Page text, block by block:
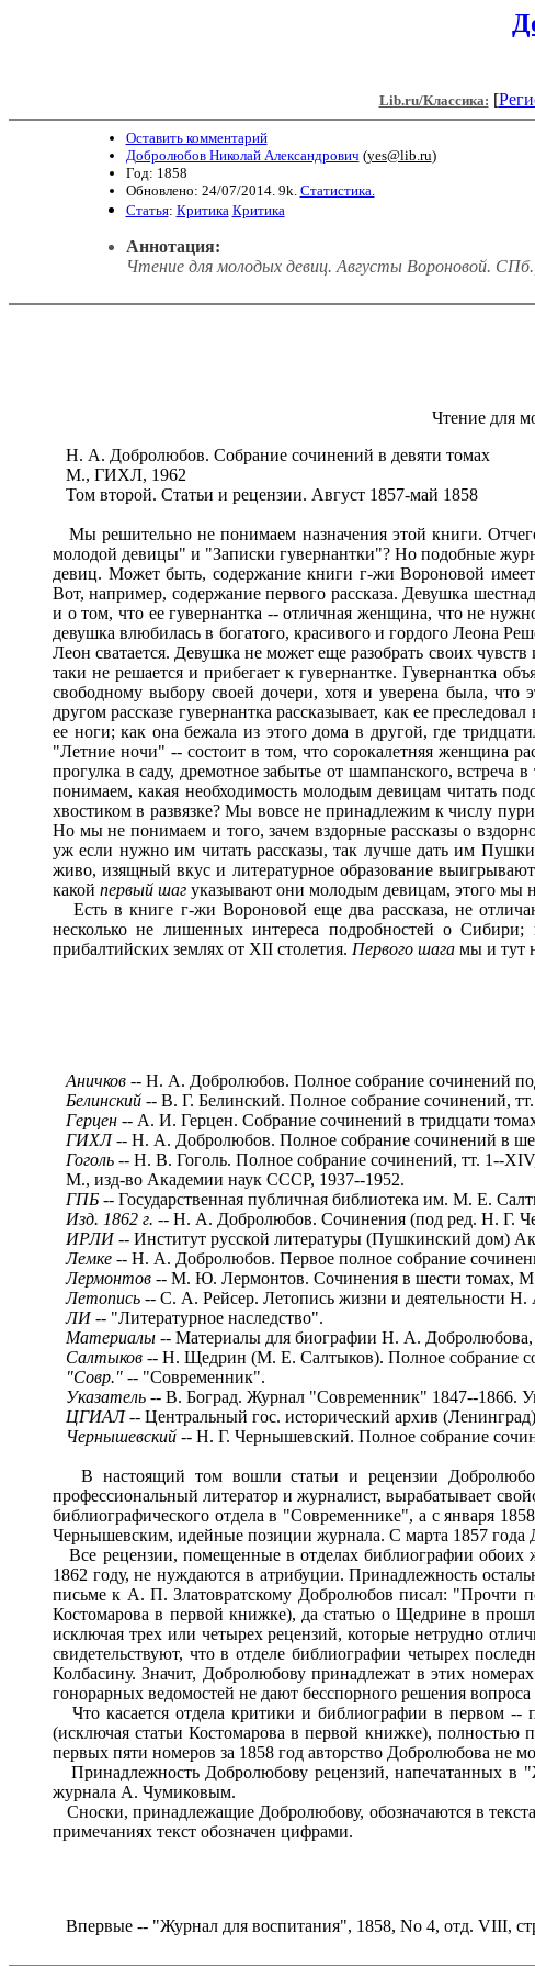
Lib.ru/Классика: [
Оставить комментарий
Добролюбов Николай Александрович (yes@lib.ru)
Год: 1858
Обновлено: 24/07/2014. 9k. Статистика.
Статья: Критика Критика
Аннотация:
Чтение для молодых девиц. Августы Вороновой.
Чтение для
H. А. Добролюбов. Собрание сочинений в девяти томах
М., ГИХЛ, 1962
Том второй. Статьи и рецензии. Август 1857-май 1858
Мы решительно не понимаем назначения этой книги.
молодой девицы" и "Записки гувернантки"? Но подобные
девиц. Может быть, содержание книги г-жи Вороновой
Вот, например, содержание первого рассказа. Девушка
и о том, что ее гувернантка -- отличная женщина, что не
девушка влюбилась в богатого, красивого и гордого Леона
Леон сватается. Девушка не может еще разобрать своих
таки не решается и прибегает к гувернантке. Гувернантка
свободному выбору своей дочери, хотя и уверена была, что
другом рассказе гувернантка рассказывает, как ее
ее ноги; как она бежала из этого дома в другой, где
"Летние ночи" -- состоит в том, что сорокалетняя женщина
прогулка в саду, дремотное забытье от шампанского,
понимаем, какая необходимость молодым девицам читать
хвостиком в развязке? Мы вовсе не принадлежим к числу
Но мы не понимаем и того, зачем вздорные рассказы о
уж если нужно им читать рассказы, так лучше дать им
живо, изящный вкус и литературное образование
какой первый шаг указывают они молодым девицам, этого мы
Есть в книге г-жи Вороновой еще два рассказа, не
несколько не лишенных интереса подробностей о
прибалтийских землях от XII столетия. Первого шага мы и тут
Аничков -- Н. А. Добролюбов. Полное собрание сочинений
Белинский -- В. Г. Белинский. Полное собрание сочинений,
Герцен -- А. И. Герцен. Собрание сочинений в тридцати
ГИХЛ-- Н. А. Добролюбов. Полное собрание сочинений в
Гоголь -- Н. В. Гоголь. Полное собрание сочинений, тт. 1--
М., изд-во Академии наук СССР, 1937--1952.
ГПБ -- Государственная публичная библиотека им. M. E.
Изд. 1862 г. -- Н. А. Добролюбов. Сочинения (под ред. Н. Г.
ИРЛИ -- Институт русской литературы (Пушкинский дом)
Лемке -- Н. А. Добролюбов. Первое полное собрание
Лермонтов -- М. Ю. Лермонтов. Сочинения в шести томах,
Летопись -- С. А. Рейсер. Летопись жизни и деятельности
ЛИ-- "Литературное наследство".
Материалы -- Материалы для биографии Н. А.
Салтыков -- H. Щедрин (M. E. Салтыков). Полное собрание
"Совр." -- "Современник".
Указатель -- В. Боград. Журнал "Современник" 1847--1866.
ЦГИАЛ-- Центральный гос. исторический архив
Чернышевский -- Н. Г. Чернышевский. Полное собрание
В настоящий том вошли статьи и рецензии
профессиональный литератор и журналист, вырабатывает
библиографического отдела в "Современнике", а с января
Чернышевским, идейные позиции журнала. С марта 1857 года
Все рецензии, помещенные в отделах библиографии
1862 году, не нуждаются в атрибуции. Принадлежность
письме к А. П. Златовратскому Добролюбов писал: "Прочти
Костомарова в первой книжке), да статью о Щедрине в
исключая трех или четырех рецензий, которые нетрудно
свидетельствуют, что в отделе библиографии четырех
Колбасину. Значит, Добролюбову принадлежат в этих
гонорарных ведомостей не дают бесспорного решения
Что касается отдела критики и библиографии в первом --
(исключая статьи Костомарова в первой книжке), полностью
первых пяти номеров за 1858 год авторство Добролюбова не
Принадлежность Добролюбову рецензий, напечатанных в
журнала А. Чумиковым.
Сноски, принадлежащие Добролюбову, обозначаются в
примечаниях текст обозначен цифрами.
Впервые -- "Журнал для воспитания", 1858, No 4, отд. VIII,